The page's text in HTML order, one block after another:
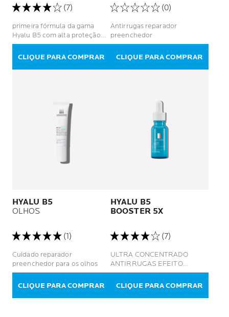
(7)
primeira fórmula da gama
Hyalu B5 com alta proteção
solar numa textura
transparente, leve e com
acabamento invisível.
CLIQUE PARA COMPRAR
(0)
Antirrugas reparador
preenchedor
CLIQUE PARA COMPRAR
HYALU B5
OLHOS
(1)
Cuidado reparador
preenchedor para os olhos
CLIQUE PARA COMPRAR
HYALU B5
BOOSTER 5X
(7)
ULTRA CONCENTRADO
ANTIRRUGAS EFEITO
LIFTING INSTANTÂNEO
REPARADOR
CLIQUE PARA COMPRAR